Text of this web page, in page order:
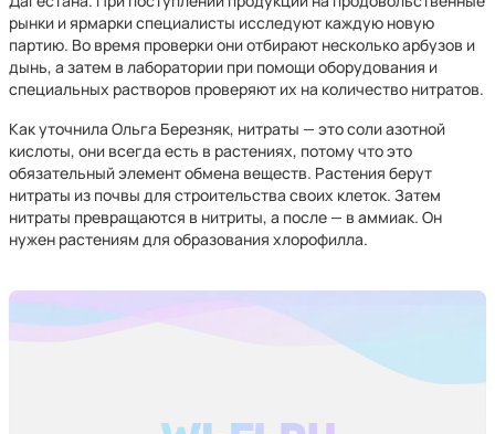
рынки и ярмарки специалисты исследуют каждую новую
партию. Во время проверки они отбирают несколько арбузов и
дынь, а затем в лаборатории при помощи оборудования и
специальных растворов проверяют их на количество нитратов.
Как уточнила Ольга Березняк, нитраты — это соли азотной
кислоты, они всегда есть в растениях, потому что это
обязательный элемент обмена веществ. Растения берут
нитраты из почвы для строительства своих клеток. Затем
нитраты превращаются в нитриты, а после — в аммиак. Он
нужен растениям для образования хлорофилла.